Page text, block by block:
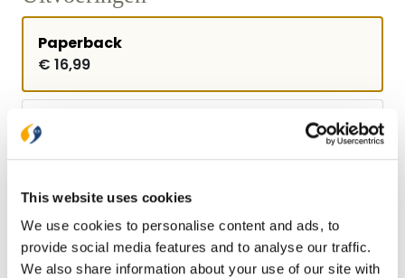
This website uses cookies
We use cookies to personalise content and ads, to
provide social media features and to analyse our traffic.
We also share information about your use of our site with
Paperback
€ 16,99
E-book
€ 9,99
Bezorging binnen 1–2 werkdagen
Gratis verzending vanaf € 20,-
Gratis retourneren